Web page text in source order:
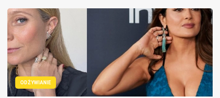
ODŻYWIANIE